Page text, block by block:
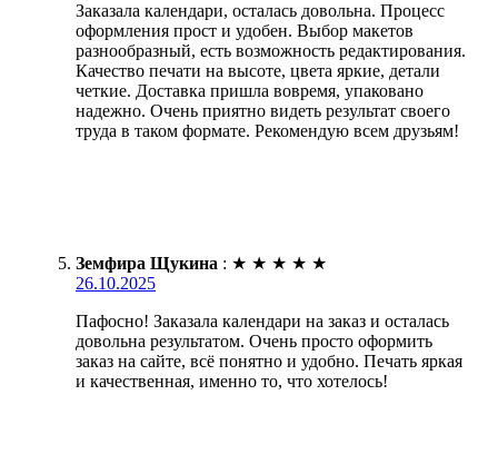
Заказала календари, осталась довольна. Процесс
оформления прост и удобен. Выбор макетов
разнообразный, есть возможность редактирования.
Качество печати на высоте, цвета яркие, детали
четкие. Доставка пришла вовремя, упаковано
надежно. Очень приятно видеть результат своего
труда в таком формате. Рекомендую всем друзьям!
Земфира Щукина : ★ ★ ★ ★ ★
26.10.2025
Пафосно! Заказала календари на заказ и осталась
довольна результатом. Очень просто оформить
заказ на сайте, всё понятно и удобно. Печать яркая
и качественная, именно то, что хотелось!